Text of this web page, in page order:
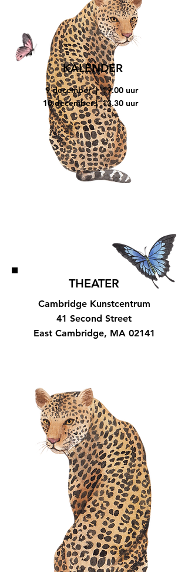
KALENDER
9 december | 19.00 uur
10 december | 13.30 uur
THEATER
Cambridge Kunstcentrum
41 Second Street
East Cambridge, MA 02141